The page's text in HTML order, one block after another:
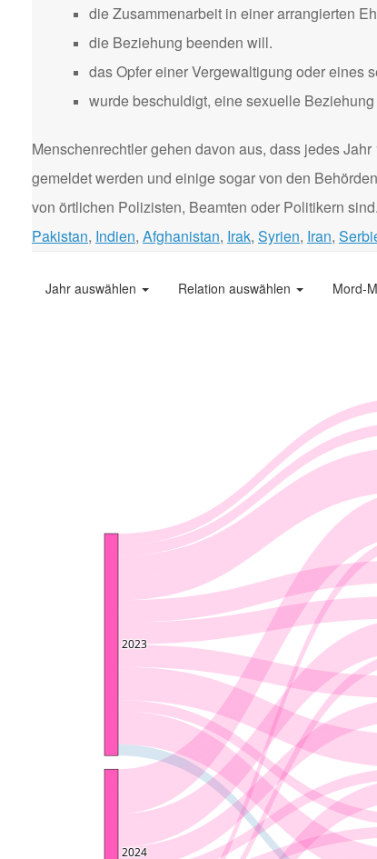
die Zusammenarbeit in einer arrangierten
die Beziehung beenden will.
das Opfer einer Vergewaltigung oder eines
wurde beschuldigt, eine sexuelle
Menschenrechtler gehen davon aus, dass jedes
gemeldet werden und einige sogar von den
von örtlichen Polizisten, Beamten oder Politikern
Pakistan, Indien, Afghanistan, Irak, Syrien, Iran,